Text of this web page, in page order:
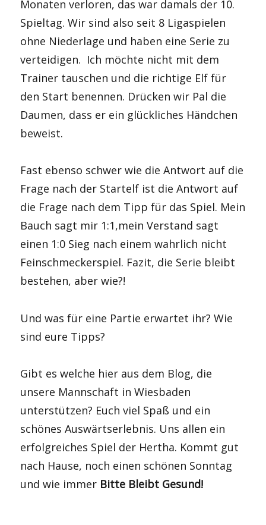
Monaten verloren, das war damals der 10.
Spieltag. Wir sind also seit 8 Ligaspielen
ohne Niederlage und haben eine Serie zu
verteidigen. Ich möchte nicht mit dem
Trainer tauschen und die richtige Elf für
den Start benennen. Drücken wir Pal die
Daumen, dass er ein glückliches Händchen
beweist.
Fast ebenso schwer wie die Antwort auf die
Frage nach der Startelf ist die Antwort auf
die Frage nach dem Tipp für das Spiel. Mein
Bauch sagt mir 1:1,mein Verstand sagt
einen 1:0 Sieg nach einem wahrlich nicht
Feinschmeckerspiel. Fazit, die Serie bleibt
bestehen, aber wie?!
Und was für eine Partie erwartet ihr? Wie
sind eure Tipps?
Gibt es welche hier aus dem Blog, die
unsere Mannschaft in Wiesbaden
unterstützen? Euch viel Spaß und ein
schönes Auswärtserlebnis. Uns allen ein
erfolgreiches Spiel der Hertha. Kommt gut
nach Hause, noch einen schönen Sonntag
und wie immer Bitte Bleibt Gesund!